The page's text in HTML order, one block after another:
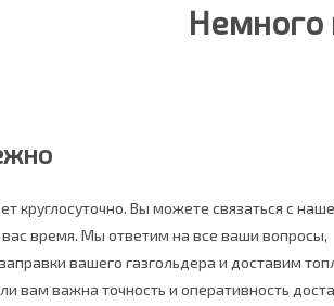
Немного
круглосуточно. Вы можете связаться с
время. Мы ответим на все ваши вопросы,
вашего газгольдера и доставим
вам важна точность и оперативность